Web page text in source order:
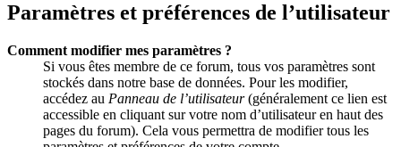
Paramètres et préférences de l’utilisateur
Comment modifier mes paramètres ?
Si vous êtes membre de ce forum, tous vos paramètres sont
stockés dans notre base de données. Pour les modifier,
accédez au Panneau de l’utilisateur(généralement ce lien est
accessible en cliquant sur votre nom d’utilisateur en haut des
pages du forum). Cela vous permettra de modifier tous les